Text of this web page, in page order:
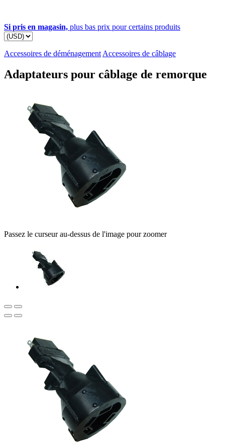
Si pris en magasin, plus bas prix pour certains produits
Accessoires de déménagement Accessoires de câblage
Adaptateurs pour câblage de remorque
Passez le curseur au-dessus de l'image pour zoomer